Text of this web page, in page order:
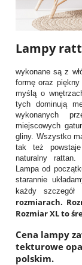
Lampy
wykonane są z
formę oraz piękny
myślą o
tych dominują
wykonanych
miejscowych
gliny. Wszystko
tak też
naturalny rattan.
Lampa od
starannie
każdy szczegół
rozmiarach.
Rozmiar XL to
Cena lampy
tekturowe
polskim.